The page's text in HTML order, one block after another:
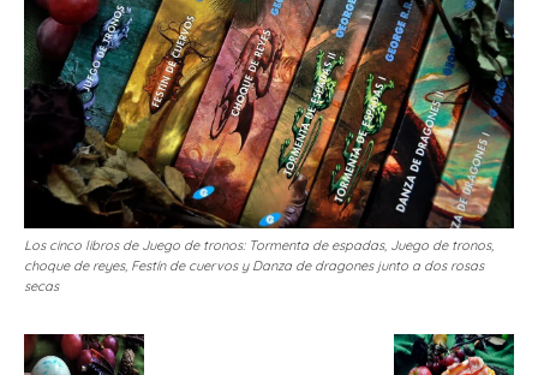
Los cinco libros de Juego de tronos: Tormenta de espadas, Juego de tronos,
choque de reyes, Festín de cuervos y Danza de dragones junto a dos rosas
secas